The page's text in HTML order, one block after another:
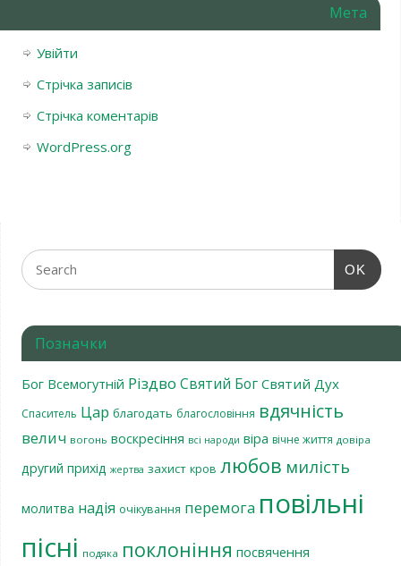
Мета
Увійти
Стрічка записів
Стрічка коментарів
WordPress.org
OK
Позначки
Бог Всемогутній Різдво Святий Бог Святий Дух
Спаситель Цар благодать благословіння вдячність
велич вогонь воскресіння всі народи віра вічне життя довіра
другий прихід жертва захист кров любов милість
молитва надія очікування перемога повільні
пісні подяка поклоніння посвячення